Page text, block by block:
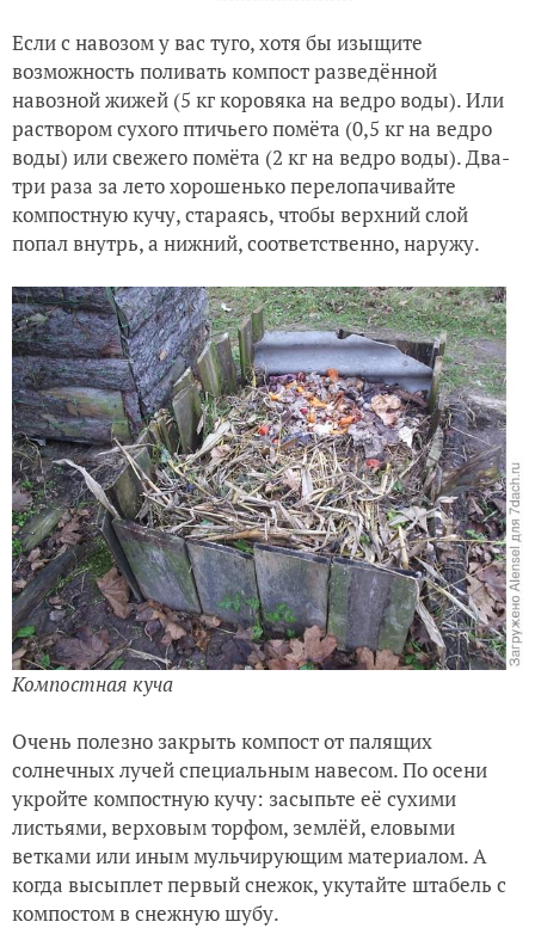
Если с навозом у вас туго, хотя бы изыщите
возможность поливать компост разведённой
навозной жижей (5 кг коровяка на ведро воды). Или
раствором сухого птичьего помёта (0,5 кг на ведро
воды) или свежего помёта (2 кг на ведро воды). Два-
три раза за лето хорошенько перелопачивайте
компостную кучу, стараясь, чтобы верхний слой
попал внутрь, а нижний, соответственно, наружу.
Компостная куча
Очень полезно закрыть компост от палящих
солнечных лучей специальным навесом. По осени
укройте компостную кучу: засыпьте её сухими
листьями, верховым торфом, землёй, еловыми
ветками или иным мульчирующим материалом. А
когда высыплет первый снежок, укутайте штабель с
компостом в снежную шубу.